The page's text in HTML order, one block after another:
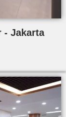
- Jakarta